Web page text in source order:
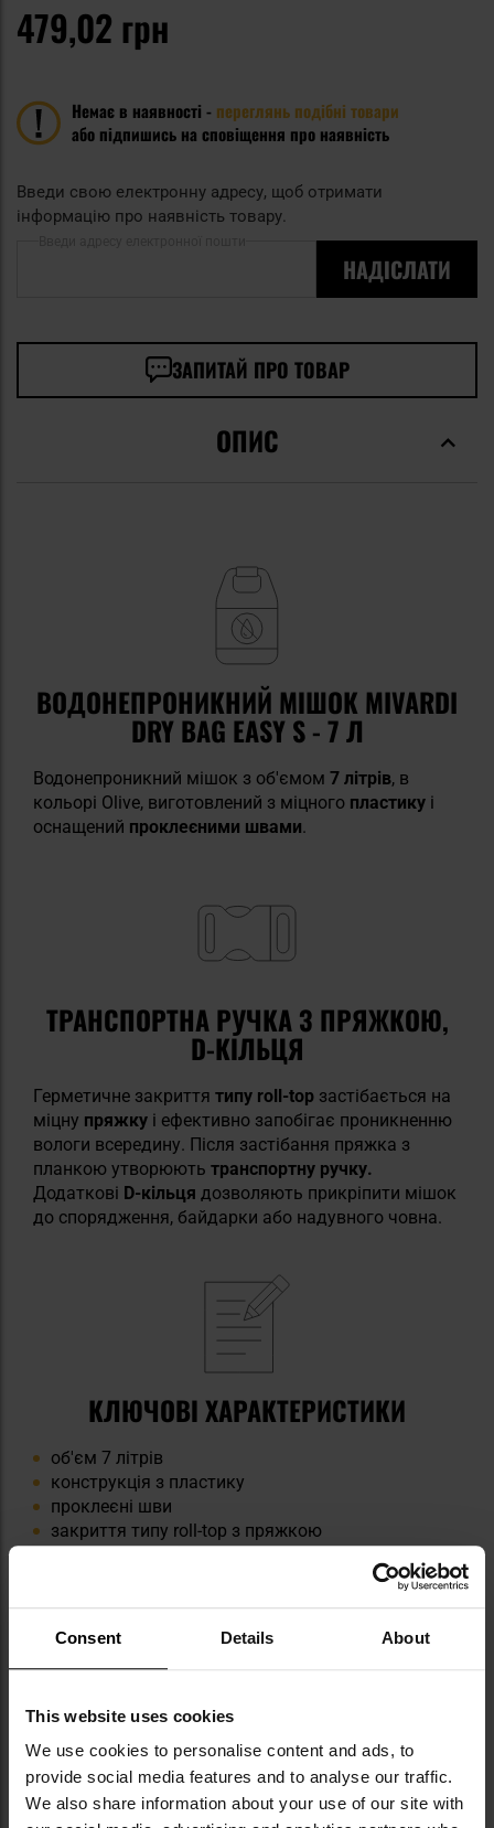
Consent Details About
This website uses cookies
We use cookies to personalise content and ads, to
provide social media features and to analyse our traffic.
We also share information about your use of our site with
479,02 грн
Немає в наявності - переглянь подібні товари
або підпишись на сповіщення про наявність
Введи свою електронну адресу, щоб отримати
інформацію про наявність товару.
НАДІСЛАТИ
ЗАПИТАЙ ПРО ТОВАР
ОПИС
ВОДОНЕПРОНИКНИЙ МІШОК MIVARDI
DRY BAG EASY S - 7 Л
Водонепроникний мішок з об'ємом 7 літрів, в
кольорі Olive, виготовлений з міцного пластику і
оснащений проклеєними швами.
ТРАНСПОРТНА РУЧКА З ПРЯЖКОЮ,
D-КІЛЬЦЯ
Герметичне закриття типу roll-top застібається на
міцну пряжку і ефективно запобігає проникненню
вологи всередину. Після застібання пряжка з
планкою утворюють транспортну ручку.
Додаткові D-кільця дозволяють прикріпити мішок
до спорядження, байдарки або надувного човна.
КЛЮЧОВІ ХАРАКТЕРИСТИКИ
об'єм 7 літрів
конструкція з пластику
проклеєні шви
закриття типу roll-top з пряжкою
ТЕХНІЧНІ ДАНІ